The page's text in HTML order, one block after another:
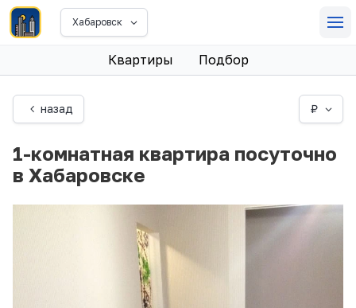
Хабаровск
Квартиры Подбор
назад ₽
1-комнатная квартира посуточно
в Хабаровске